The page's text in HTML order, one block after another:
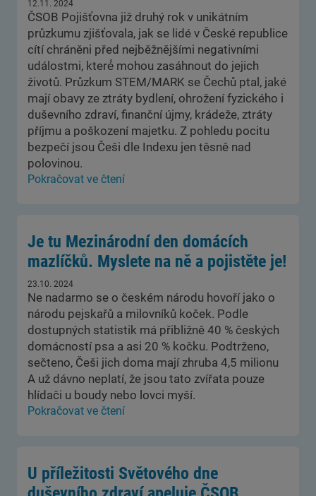
12.11. 2024
ČSOB Pojišťovna již druhý rok v unikátním
průzkumu zjišťovala, jak se lidé v České republice
cítí chráněni před nejběžnějšími negativními
událostmi, které́ mohou zasáhnout do jejich
životů. Průzkum STEM/MARK se Čechů ptal, jaké
mají obavy ze ztráty bydlení, ohrožení fyzického i
duševního zdraví, finanční újmy, krádeže, ztráty
příjmu a poškození majetku. Z pohledu pocitu
bezpečí jsou Češi dle Indexu jen těsně nad
polovinou.
Pokračovat ve čtení
Je tu Mezinárodní den domácích
mazlíčků. Myslete na ně a pojistěte je!
23.10. 2024
Ne nadarmo se o českém národu hovoří jako o
národu pejskařů a milovníků koček. Podle
dostupných statistik má přibližně 40 % českých
domácností psa a asi 20 % kočku. Podtrženo,
sečteno, Češi jich doma mají zhruba 4,5 milionu
A už dávno neplatí, že jsou tato zvířata pouze
hlídači u boudy nebo lovci myší.
Pokračovat ve čtení
U příležitosti Světového dne